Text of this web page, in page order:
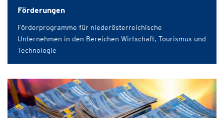
Förderungen
Förderprogramme für niederösterreichische
Unternehmen in den Bereichen Wirtschaft, Tourismus und
Technologie